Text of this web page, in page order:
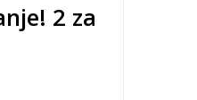
2 za